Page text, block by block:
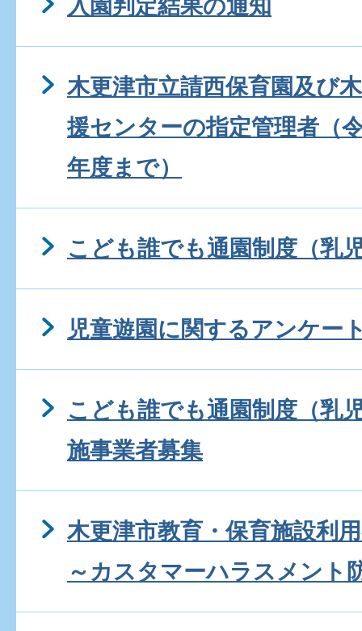
入園判定結果の通知
木更津市立請西保育園及び
援センターの指定管理者（
年度まで）
こども誰でも通園制度（乳
児童遊園に関するアンケー
こども誰でも通園制度（乳
施事業者募集
木更津市教育・保育施設利
～カスタマーハラスメント